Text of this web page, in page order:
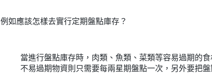
例如應該怎樣去實行定期盤點庫存？
當進行盤點庫存時，肉類、魚類、菜類等容易過期的
不易過期物資則只需要每兩星期盤點一次，另外要把